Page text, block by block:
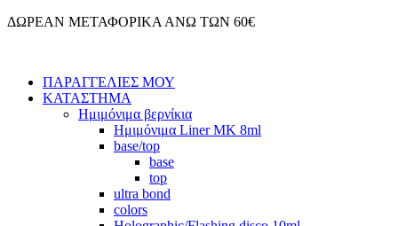
Μετάβαση
ΔΩΡΕΑΝ ΜΕΤΑΦΟΡΙΚΑ ΑΝΩ ΤΩΝ 60€
ΠΑΡΑΓΓΕΛΙΕΣ ΜΟΥ
ΚΑΤΑΣΤΗΜΑ
Ημιμόνιμα βερνίκια
Ημιμόνιμα Liner ΜΚ 8ml
base/top
base
top
ultra bond
colors